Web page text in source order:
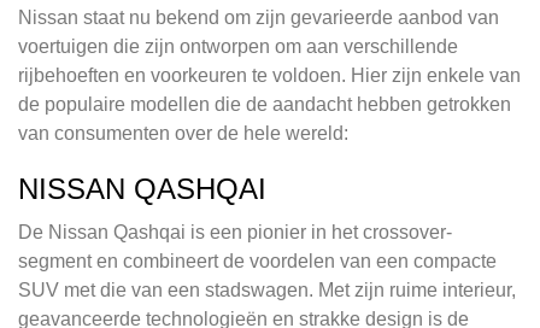
Nissan staat nu bekend om zijn gevarieerde aanbod van
voertuigen die zijn ontworpen om aan verschillende
rijbehoeften en voorkeuren te voldoen. Hier zijn enkele van
de populaire modellen die de aandacht hebben getrokken
van consumenten over de hele wereld:
NISSAN QASHQAI
De Nissan Qashqai is een pionier in het crossover-
segment en combineert de voordelen van een compacte
SUV met die van een stadswagen. Met zijn ruime interieur,
geavanceerde technologieën en strakke design is de